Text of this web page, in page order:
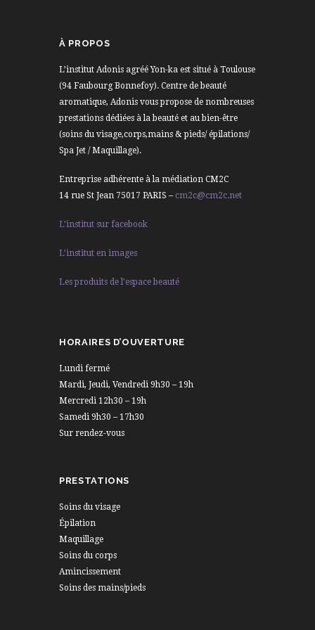
À PROPOS
L’institut Adonis agréé Yon-ka est situé à Toulouse
(94 Faubourg Bonnefoy). Centre de beauté
aromatique, Adonis vous propose de nombreuses
prestations dédiées à la beauté et au bien-être
(soins du visage,corps,mains & pieds/ épilations/
Spa Jet / Maquillage).
Entreprise adhérente à la médiation CM2C
14 rue St Jean 75017 PARIS – cm2c@cm2c.net
L’institut sur facebook
L’institut en images
Les produits de l’espace beauté
HORAIRES D’OUVERTURE
Lundi fermé
Mardi, Jeudi, Vendredi 9h30 – 19h
Mercredi 12h30 – 19h
Samedi 9h30 – 17h30
Sur rendez-vous
PRESTATIONS
Soins du visage
Épilation
Maquillage
Soins du corps
Amincissement
Soins des mains/pieds